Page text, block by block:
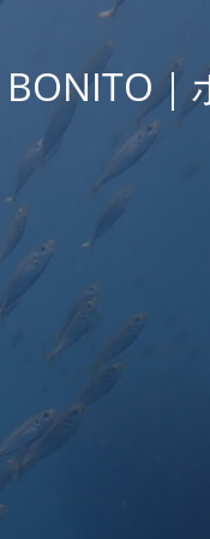
｜